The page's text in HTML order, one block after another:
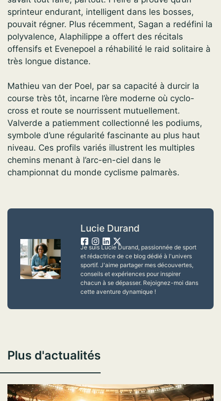
sprinteur endurant, intelligent dans les bosses,
pouvait régner. Plus récemment, Sagan a redéfini la
polyvalence, Alaphilippe a offert des récitals
offensifs et Evenepoel a réhabilité le raid solitaire à
très longue distance.
Mathieu van der Poel, par sa capacité à durcir la
course très tôt, incarne l’ère moderne où cyclo-
cross et route se nourrissent mutuellement.
Valverde a patiemment collectionné les podiums,
symbole d’une régularité fascinante au plus haut
niveau. Ces profils variés illustrent les multiples
chemins menant à l’arc-en-ciel dans le
championnat du monde cyclisme palmarès.
Lucie Durand
Je suis Lucie Durand, passionnée de sport
et rédactrice de ce blog dédié à l'univers
sportif. J'aime partager mes découvertes,
conseils et expériences pour inspirer
chacun à se dépasser. Rejoignez-moi dans
cette aventure dynamique !
Plus d'actualités